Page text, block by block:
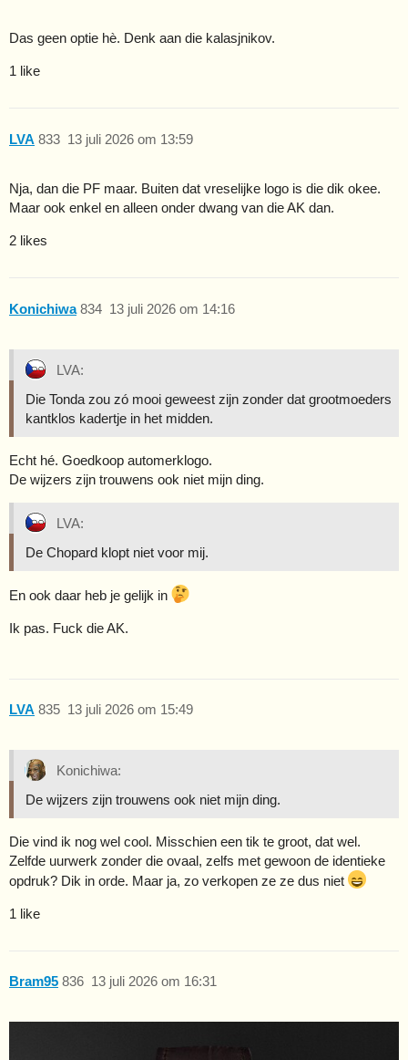
Das geen optie hè. Denk aan die kalasjnikov.
1 like
LVA 13 juli 2026 om 13:59
833
Nja, dan die PF maar. Buiten dat vreselijke logo is die dik okee.
Maar ook enkel en alleen onder dwang van die AK dan.
2 likes
Konichiwa 13 juli 2026 om 14:16
834
LVA:
Die Tonda zou zó mooi geweest zijn zonder dat grootmoeders
kantklos kadertje in het midden.
Echt hé. Goedkoop automerklogo.
De wijzers zijn trouwens ook niet mijn ding.
LVA:
De Chopard klopt niet voor mij.
En ook daar heb je gelijk in
Ik pas. Fuck die AK.
LVA 13 juli 2026 om 15:49
835
Konichiwa:
De wijzers zijn trouwens ook niet mijn ding.
Die vind ik nog wel cool. Misschien een tik te groot, dat wel.
Zelfde uurwerk zonder die ovaal, zelfs met gewoon de identieke
opdruk? Dik in orde. Maar ja, zo verkopen ze ze dus niet
1 like
Bram95 13 juli 2026 om 16:31
836